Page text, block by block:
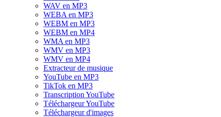
WAV en MP3
WEBA en MP3
WEBM en MP3
WEBM en MP4
WMA en MP3
WMV en MP3
WMV en MP4
Extracteur de musique
YouTube en MP3
TikTok en MP3
Transcription YouTube
Téléchargeur YouTube
Téléchargeur d'images